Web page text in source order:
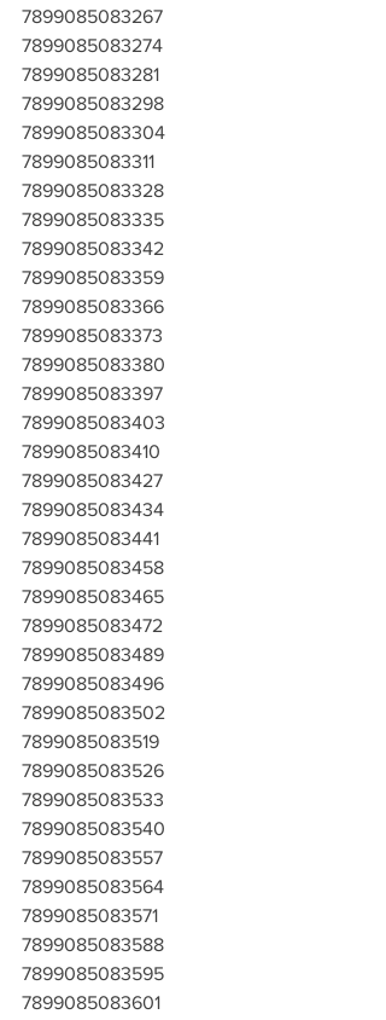
7899085083267
7899085083274
7899085083281
7899085083298
7899085083304
7899085083311
7899085083328
7899085083335
7899085083342
7899085083359
7899085083366
7899085083373
7899085083380
7899085083397
7899085083403
7899085083410
7899085083427
7899085083434
7899085083441
7899085083458
7899085083465
7899085083472
7899085083489
7899085083496
7899085083502
7899085083519
7899085083526
7899085083533
7899085083540
7899085083557
7899085083564
7899085083571
7899085083588
7899085083595
7899085083601